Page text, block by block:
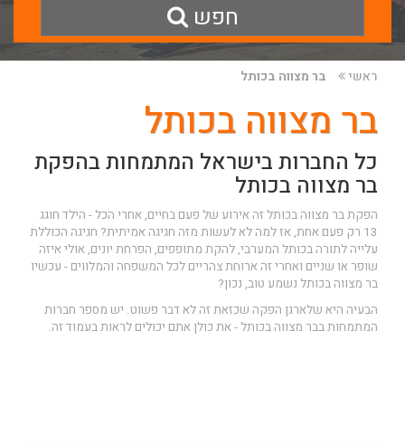
חפש
ראשי בר מצווה בכותל
בר מצווה בכותל
כל החברות בישראל המתמחות בהפקת
בר מצווה בכותל
הפקת בר מצווה בכותל זה אירוע של פעם בחיים, אחרי הכל - הילד חוגג
13 רק פעם אחת, אז למה לא לעשות מזה חגיגה אמיתית? חגיגה הכוללת
עלייה לתורה בכותל המערבי, להקת מתופפים, הפרחת יונים, אולי איזה
שופר או שניים ואחרי זה ארוחת צהריים לכל המשפחה והמלווים - עכשיו
בר מצווה בכותל נשמע טוב, נכון?
הבעיה היא שלארגן הפקה שכזאת זה לא דבר פשוט. יש מספר חברות
המתמחות בבר מצווה בכותל - את כולן אתם יכולים לראות בעמוד זה.